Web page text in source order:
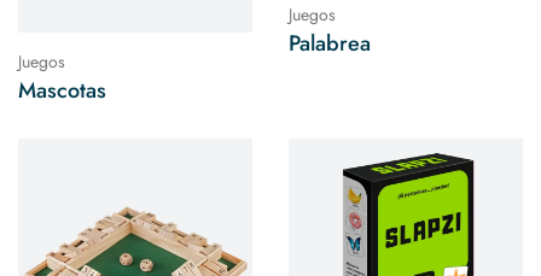
Juegos
Mascotas
Juegos
Palabrea